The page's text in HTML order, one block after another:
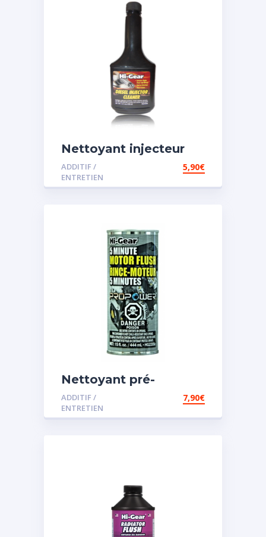
Nettoyant injecteur
diesel
ADDITIF /
ENTRETIEN
5,90€
Nettoyant pré-
vidange
ADDITIF /
ENTRETIEN
7,90€